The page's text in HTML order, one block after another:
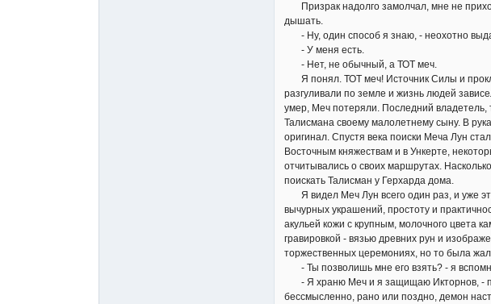
Призрак надолго замолчал, мне не
дышать.
- Ну, один способ я знаю, - неохотно
- У меня есть.
- Нет, не обычный, а ТОТ меч.
Я понял. ТОТ меч! Источник Силы и
разгуливали по земле и жизнь людей
умер, Меч потеряли. Последний владетель,
Талисмана своему малолетнему сыну. В
оригинал. Спустя века поиски Меча Лун
Восточным княжествам и в Ункерте,
отчитывались о своих маршрутах.
поискать Талисман у Герхарда дома.
Я видел Меч Лун всего один раз, и уже
вычурных украшений, простоту и
акульей кожи с крупным, молочного цвета
гравировкой - вязью древних рун и
торжественных церемониях, но то была
- Ты позволишь мне его взять? - я
- Я храню Меч и я защищаю Икторнов, -
бессмысленно, рано или поздно, демон